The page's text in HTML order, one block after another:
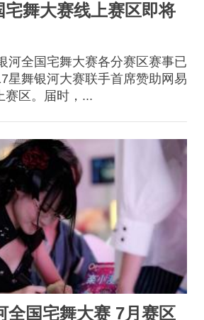
舞大赛线上赛区即将
河全国宅舞大赛各分赛区赛事已
星舞银河大赛联手首席赞助网易
赛区。届时，...
全国宅舞大赛 7月赛区